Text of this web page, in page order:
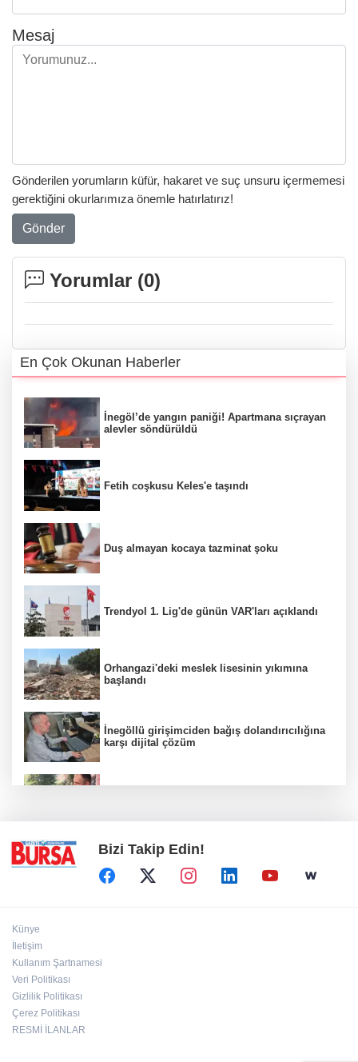
Mesaj
Gönderilen yorumların küfür, hakaret ve suç unsuru içermemesi
gerektiğini okurlarımıza önemle hatırlatırız!
Gönder
Yorumlar (0)
En Çok Okunan Haberler
İnegöl’de yangın paniği! Apartmana sıçrayan
alevler söndürüldü
Fetih coşkusu Keles'e taşındı
Duş almayan kocaya tazminat şoku
Trendyol 1. Lig'de günün VAR'ları açıklandı
Orhangazi'deki meslek lisesinin yıkımına
başlandı
İnegöllü girişimciden bağış dolandırıcılığına
karşı dijital çözüm
Bizi Takip Edin!
Künye
İletişim
Kullanım Şartnamesi
Veri Politikası
Gizlilik Politikası
Çerez Politikası
RESMİ İLANLAR